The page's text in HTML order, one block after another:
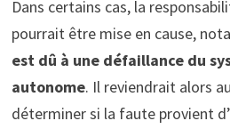
Dans certains cas, la
pourrait être mise en cause,
est dû à une défaillance du
autonome. Il reviendrait alors
déterminer si la faute provient